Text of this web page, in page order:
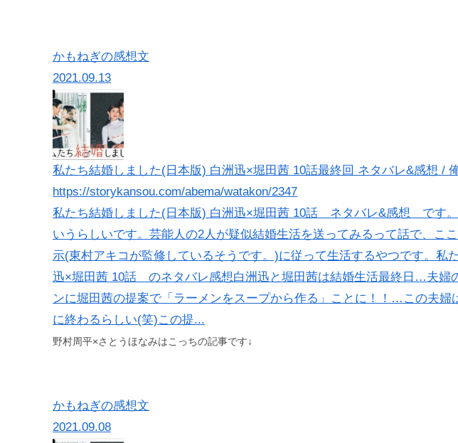
かもねぎの感想文
2021.09.13
私たち結婚しました(日本版) 白洲迅×堀田茜 10話最終回 ネタバレ&感想 /
https://storykansou.com/abema/watakon/2347
私たち結婚しました(日本版) 白洲迅×堀田茜 10話 ネタバレ&感想 です
いうらしいです。芸能人の2人が疑似結婚生活を送ってみるって話で、こ
示(東村アキコが監修しているそうです。)に従って生活するやつです。私
迅×堀田茜 10話 のネタバレ感想白洲迅と堀田茜は結婚生活最終日…夫婦
ンに堀田茜の提案で「ラーメンをスープから作る」ことに！！…この夫婦
に終わるらしい(笑)この提...
野村周平×さとうほなみはこっちの記事です↓
かもねぎの感想文
2021.09.08